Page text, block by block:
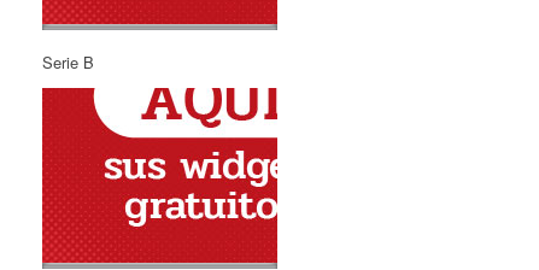
Serie B